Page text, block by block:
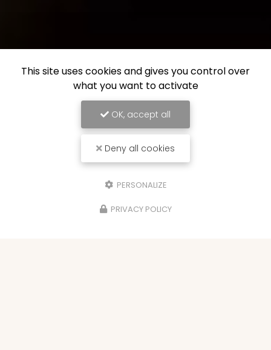
This site uses cookies and gives you control over
what you want to activate
OK, accept all
Deny all cookies
PERSONALIZE
PRIVACY POLICY